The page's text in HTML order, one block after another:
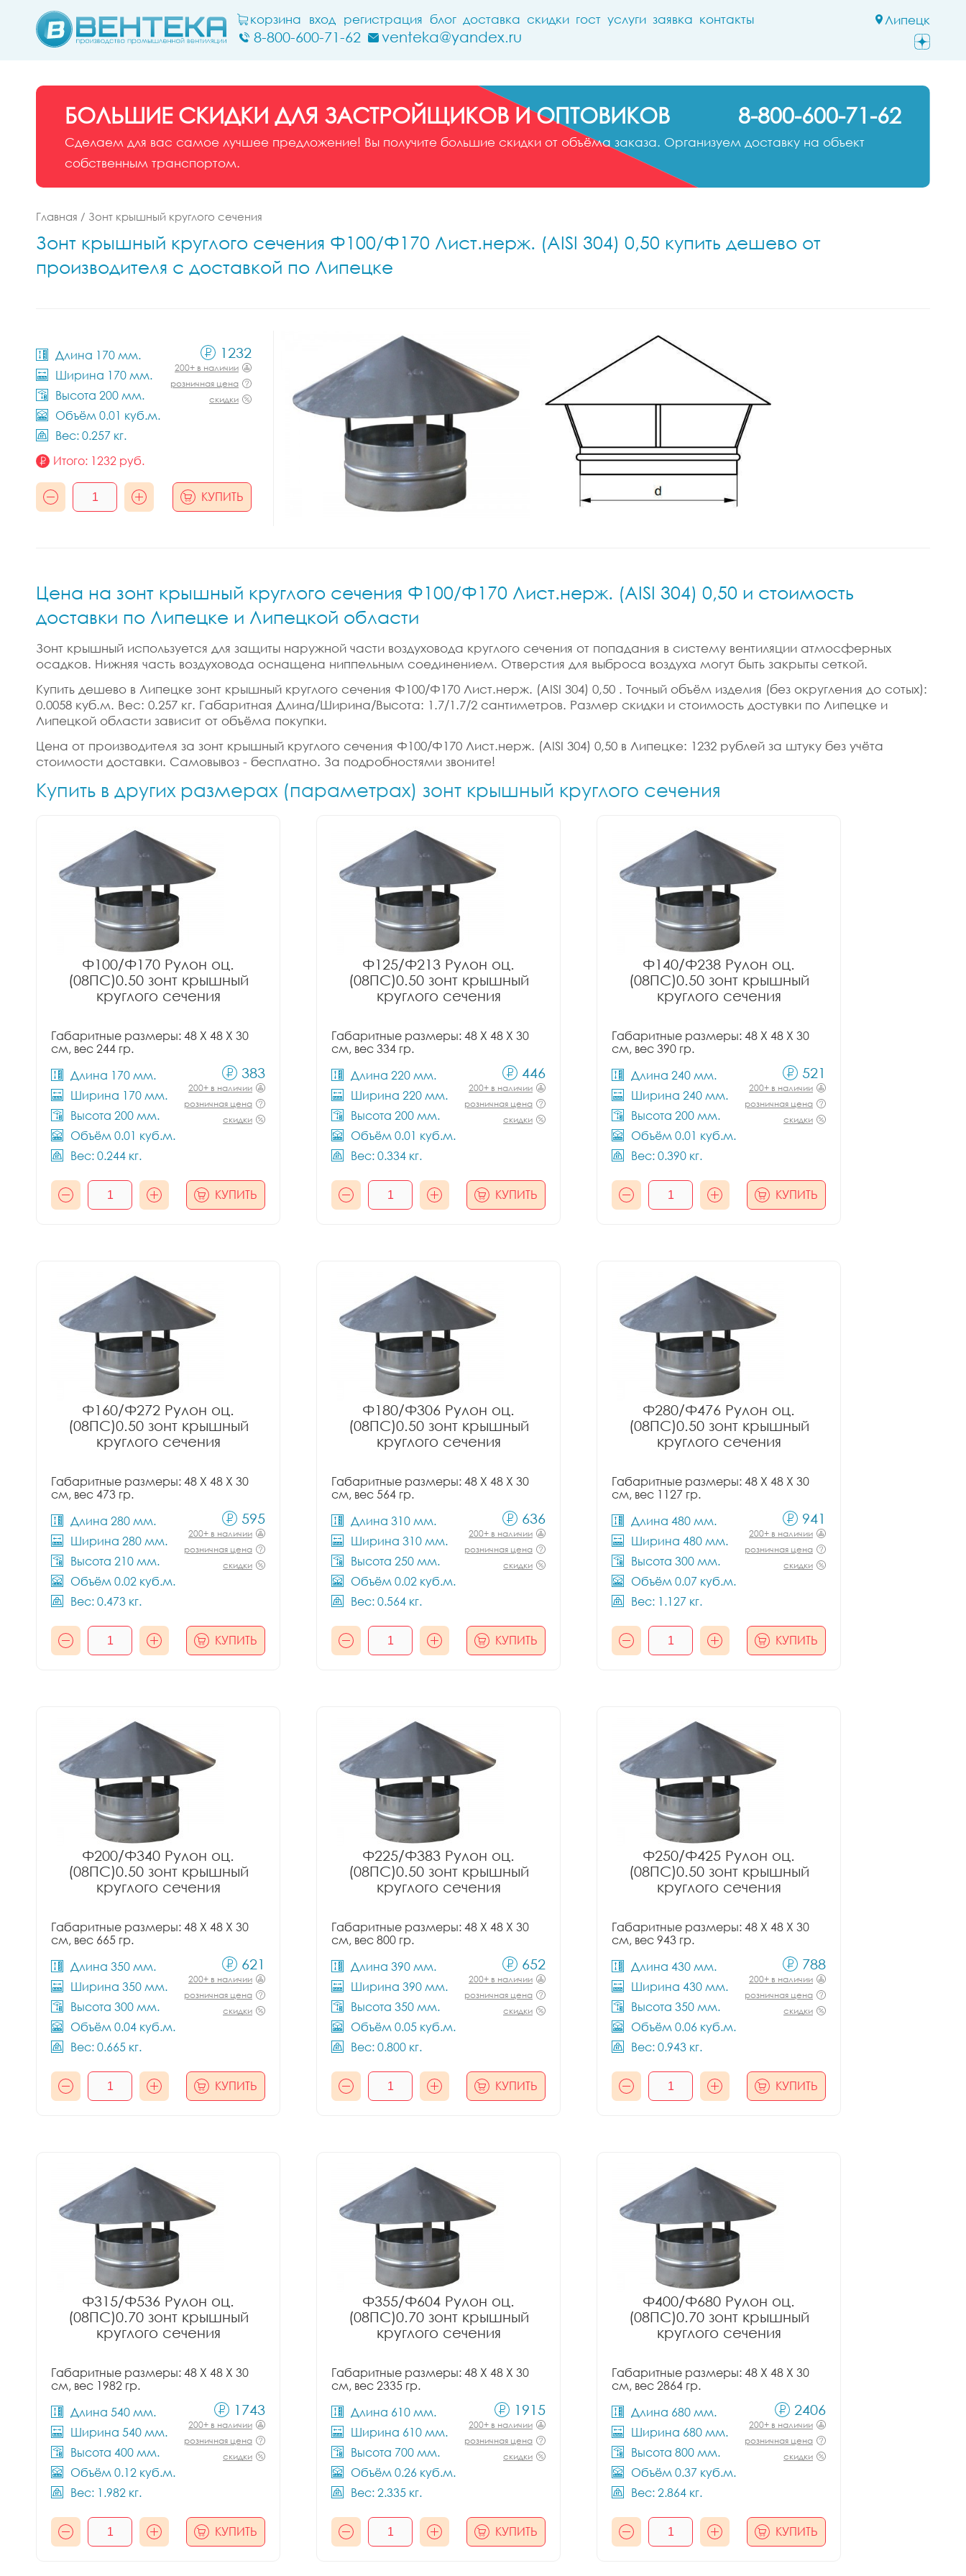
Липецк
корзина вход регистрация блог доставка скидки гост услуги заявка контакты
8-800-600-71-62 venteka@yandex.ru
БОЛЬШИЕ СКИДКИ ДЛЯ ЗАСТРОЙЩИКОВ И ОПТОВИКОВ 8-800-600-71-62
Сделаем для вас самое лучшее предложение! Вы получите большие скидки от объёма заказа. Организуем доставку на объект
собственным транспортом.
Главная / Зонт крышный круглого сечения
Зонт крышный круглого сечения Ф100/Ф170 Лист.нерж. (AISI 304) 0,50 купить дешево от
производителя с доставкой по Липецке
Длина 170 мм.
Ширина 170 мм.
Высота 200 мм.
Объём 0.01 куб.м.
Вес: 0.257 кг.
1232
200+ в наличии
розничная цена
скидки
Итого: 1232 руб.
КУПИТЬ
Цена на зонт крышный круглого сечения Ф100/Ф170 Лист.нерж. (AISI 304) 0,50 и стоимость
доставки по Липецке и Липецкой области
Зонт крышный используется для защиты наружной части воздуховода круглого сечения от попадания в систему вентиляции атмосферных
осадков. Нижняя часть воздуховода оснащена ниппельным соединением. Отверстия для выброса воздуха могут быть закрыты сеткой.
Купить дешево в Липецке зонт крышный круглого сечения Ф100/Ф170 Лист.нерж. (AISI 304) 0,50 . Точный объём изделия (без округления до сотых):
0.0058 куб.м. Вес: 0.257 кг. Габаритная Длина/Ширина/Высота: 1.7/1.7/2 сантиметров. Размер скидки и стоимость достувки по Липецке и
Липецкой области зависит от объёма покупки.
Цена от производителя за зонт крышный круглого сечения Ф100/Ф170 Лист.нерж. (AISI 304) 0,50 в Липецке: 1232 рублей за штуку без учёта
стоимости доставки. Самовывоз - бесплатно. За подробностями звоните!
Купить в других размерах (параметрах) зонт крышный круглого сечения
Ф100/Ф170 Рулон оц.
(08ПС)0.50 зонт крышный
круглого сечения
Габаритные размеры: 48 X 48 X 30
см, вес 244 гр.
Длина 170 мм.
Ширина 170 мм.
Высота 200 мм.
Объём 0.01 куб.м.
Вес: 0.244 кг.
383
200+ в наличии
розничная цена
скидки
КУПИТЬ
Ф125/Ф213 Рулон оц.
(08ПС)0.50 зонт крышный
круглого сечения
Габаритные размеры: 48 X 48 X 30
см, вес 334 гр.
Длина 220 мм.
Ширина 220 мм.
Высота 200 мм.
Объём 0.01 куб.м.
Вес: 0.334 кг.
446
200+ в наличии
розничная цена
скидки
КУПИТЬ
Ф140/Ф238 Рулон оц.
(08ПС)0.50 зонт крышный
круглого сечения
Габаритные размеры: 48 X 48 X 30
см, вес 390 гр.
Длина 240 мм.
Ширина 240 мм.
Высота 200 мм.
Объём 0.01 куб.м.
Вес: 0.390 кг.
521
200+ в наличии
розничная цена
скидки
КУПИТЬ
Ф160/Ф272 Рулон оц.
(08ПС)0.50 зонт крышный
круглого сечения
Габаритные размеры: 48 X 48 X 30
см, вес 473 гр.
Длина 280 мм.
Ширина 280 мм.
Высота 210 мм.
Объём 0.02 куб.м.
Вес: 0.473 кг.
595
200+ в наличии
розничная цена
скидки
КУПИТЬ
Ф180/Ф306 Рулон оц.
(08ПС)0.50 зонт крышный
круглого сечения
Габаритные размеры: 48 X 48 X 30
см, вес 564 гр.
Длина 310 мм.
Ширина 310 мм.
Высота 250 мм.
Объём 0.02 куб.м.
Вес: 0.564 кг.
636
200+ в наличии
розничная цена
скидки
КУПИТЬ
Ф280/Ф476 Рулон оц.
(08ПС)0.50 зонт крышный
круглого сечения
Габаритные размеры: 48 X 48 X 30
см, вес 1127 гр.
Длина 480 мм.
Ширина 480 мм.
Высота 300 мм.
Объём 0.07 куб.м.
Вес: 1.127 кг.
941
200+ в наличии
розничная цена
скидки
КУПИТЬ
Ф200/Ф340 Рулон оц.
(08ПС)0.50 зонт крышный
круглого сечения
Габаритные размеры: 48 X 48 X 30
см, вес 665 гр.
Длина 350 мм.
Ширина 350 мм.
Высота 300 мм.
Объём 0.04 куб.м.
Вес: 0.665 кг.
621
200+ в наличии
розничная цена
скидки
КУПИТЬ
Ф225/Ф383 Рулон оц.
(08ПС)0.50 зонт крышный
круглого сечения
Габаритные размеры: 48 X 48 X 30
см, вес 800 гр.
Длина 390 мм.
Ширина 390 мм.
Высота 350 мм.
Объём 0.05 куб.м.
Вес: 0.800 кг.
652
200+ в наличии
розничная цена
скидки
КУПИТЬ
Ф250/Ф425 Рулон оц.
(08ПС)0.50 зонт крышный
круглого сечения
Габаритные размеры: 48 X 48 X 30
см, вес 943 гр.
Длина 430 мм.
Ширина 430 мм.
Высота 350 мм.
Объём 0.06 куб.м.
Вес: 0.943 кг.
788
200+ в наличии
розничная цена
скидки
КУПИТЬ
Ф315/Ф536 Рулон оц.
(08ПС)0.70 зонт крышный
круглого сечения
Габаритные размеры: 48 X 48 X 30
см, вес 1982 гр.
Длина 540 мм.
Ширина 540 мм.
Высота 400 мм.
Объём 0.12 куб.м.
Вес: 1.982 кг.
1743
200+ в наличии
розничная цена
скидки
КУПИТЬ
Ф355/Ф604 Рулон оц.
(08ПС)0.70 зонт крышный
круглого сечения
Габаритные размеры: 48 X 48 X 30
см, вес 2335 гр.
Длина 610 мм.
Ширина 610 мм.
Высота 700 мм.
Объём 0.26 куб.м.
Вес: 2.335 кг.
1915
200+ в наличии
розничная цена
скидки
КУПИТЬ
Ф400/Ф680 Рулон оц.
(08ПС)0.70 зонт крышный
круглого сечения
Габаритные размеры: 48 X 48 X 30
см, вес 2864 гр.
Длина 680 мм.
Ширина 680 мм.
Высота 800 мм.
Объём 0.37 куб.м.
Вес: 2.864 кг.
2406
200+ в наличии
розничная цена
скидки
КУПИТЬ